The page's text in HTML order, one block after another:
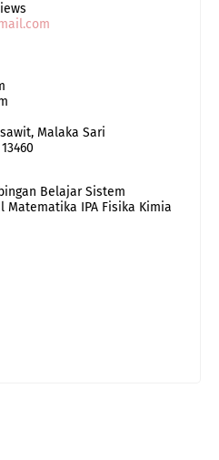
Malaka Sari
13460
Belajar Sistem
Matematika IPA Fisika Kimia